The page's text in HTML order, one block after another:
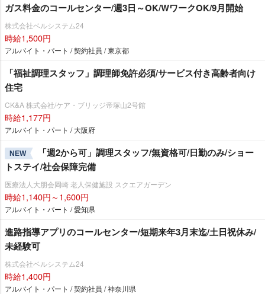
ガス料金のコールセンター/週3日～OK/WワークOK/9月開始
株式会社ベルシステム24
時給1,500円
アルバイト・パート / 契約社員 / 東京都
「福祉調理スタッフ」調理師免許必須/サービス付き高齢者向け
住宅
CK&A 株式会社/ケア・ブリッジ帝塚山2号館
時給1,177円
アルバイト・パート / 大阪府
NEW
「週2から可」調理スタッフ/無資格可/日勤のみ/ショー
トステイ/社会保障完備
医療法人大朋会岡崎 老人保健施設 スクエアガーデン
時給1,140円～1,600円
アルバイト・パート / 愛知県
進路指導アプリのコールセンター/短期来年3月末迄/土日祝休み/
未経験可
株式会社ベルシステム24
時給1,400円
アルバイト・パート / 契約社員 / 神奈川県